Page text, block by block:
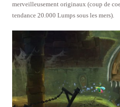
merveilleusement originaux (coup de
tendance 20.000 Lumps sous les mers).